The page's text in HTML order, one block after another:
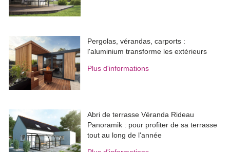
Pergolas, vérandas, carports :
l'aluminium transforme les extérieurs
Plus d'informations
Abri de terrasse Véranda Rideau
Panoramik : pour profiter de sa terrasse
tout au long de l'année